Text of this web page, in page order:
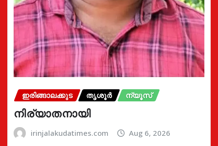
ഇരിങ്ങാലക്കുട തൃശൂർ ന്യൂസ്
നിര്യാതനായി
irinjalakudatimes.com Aug 6, 2026